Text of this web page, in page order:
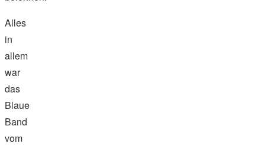
Alles
in
allem
war
das
Blaue
Band
vom